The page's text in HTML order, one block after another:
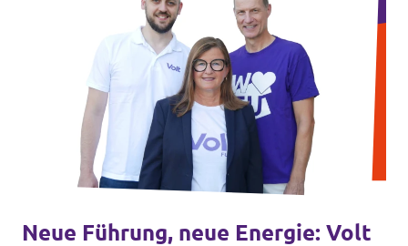
Neue Führung, neue Energie: Volt